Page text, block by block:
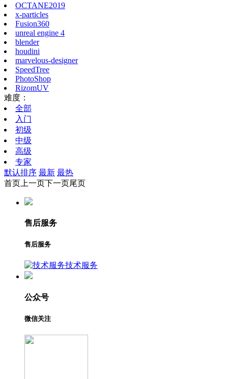
OCTANE2019
x-particles
Fusion360
unreal engine 4
blender
houdini
marvelous-designer
SpeedTree
PhotoShop
RizomUV
难度：
全部
入门
初级
中级
高级
专家
默认排序 最新 最热
首页 上一页下一页尾页
售后服务
售后服务
技术服务
公众号
微信关注